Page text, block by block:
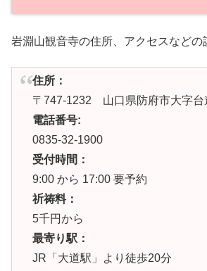
岩淵山観音寺の住所、アクセスなどの
住所：
〒747-1232 山口県防府市大字台
電話番号:
0835-32-1900
受付時間：
9:00 から 17:00 要予約
祈祷料：
5千円から
最寄り駅：
JR「大道駅」より徒歩20分